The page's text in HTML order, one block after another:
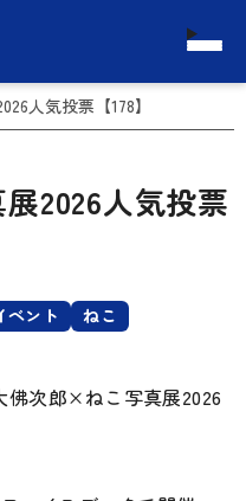
人気投票【178】
2026人気投票
ベント ねこ
佛次郎×ねこ写真展2026